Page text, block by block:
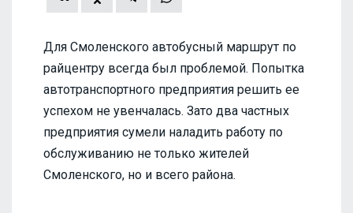
Для Смоленского автобусный маршрут по
райцентру всегда был проблемой. Попытка
автотранспортного предприятия решить ее
успехом не увенчалась. Зато два частных
предприятия сумели наладить работу по
обслуживанию не только жителей
Смоленского, но и всего района.